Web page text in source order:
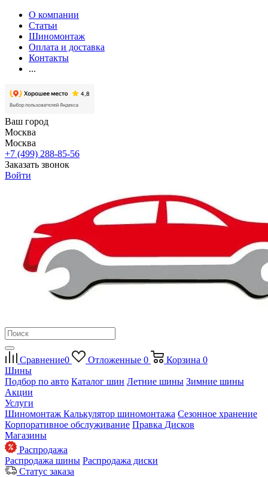
О компании
Статьи
Шиномонтаж
Оплата и доставка
Контакты
...
Ваш город
Москва
Москва
+7 (499) 288-85-56
Заказать звонок
Войти
Сравнение0 Отложенные 0 Корзина 0
Шины
Подбор по авто Каталог шин Летние шины Зимние шины
Акции
Услуги
Шиномонтаж Калькулятор шиномонтажа Сезонное хранение
Корпоративное обслуживание Правка Дисков
Магазины
Распродажа
Распродажа шины Распродажа диски
Статус заказа